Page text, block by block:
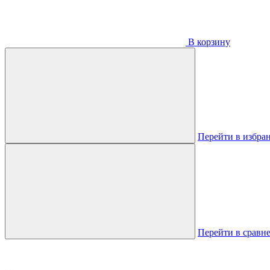
В корзину
Перейти в
Перейти в